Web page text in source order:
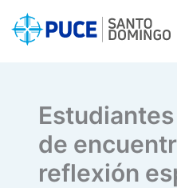
de
reflexión